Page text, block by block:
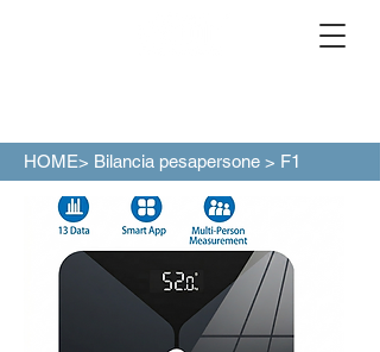
HOME> Bilancia pesapersone > F1